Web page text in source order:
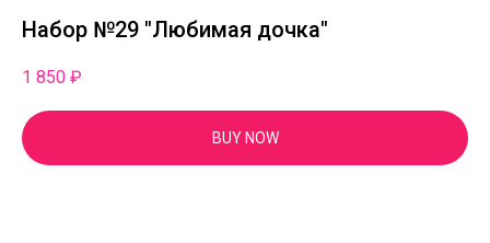
Набор №29 "Любимая дочка"
1 850 ₽
BUY NOW